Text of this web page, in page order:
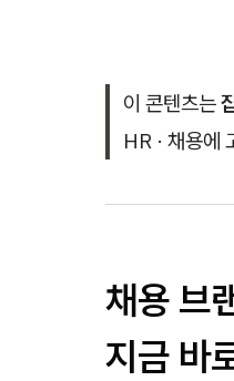
이 콘텐츠는
HR · 채용에
채용 브
지금 바